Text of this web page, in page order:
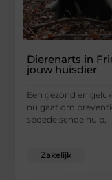
Dierenarts in
jouw huisdier
Een gezond en
nu gaat om
spoedeisende hulp,
Zakelijk